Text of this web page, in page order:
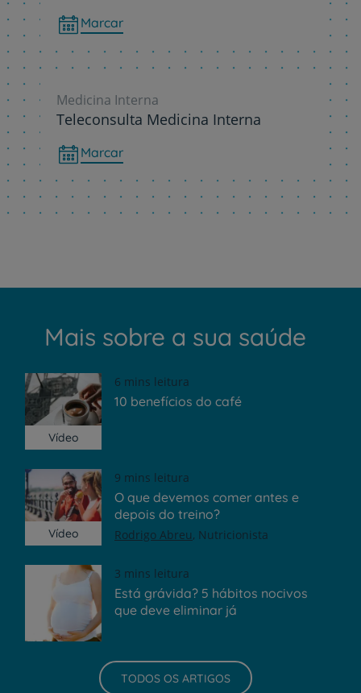
Marcar
Medicina Interna
Teleconsulta Medicina Interna
Marcar
Mais sobre a sua saúde
Vídeo
6 mins leitura
10 benefícios do café
Vídeo
9 mins leitura
O que devemos comer antes e
depois do treino?
Rodrigo Abreu Nutricionista
3 mins leitura
Está grávida? 5 hábitos nocivos
que deve eliminar já
TODOS OS ARTIGOS